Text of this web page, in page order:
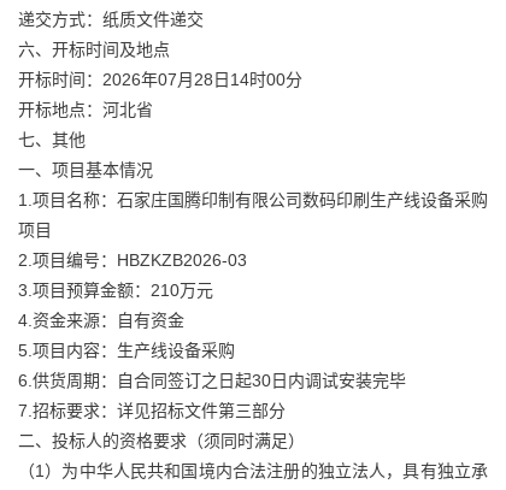
递交方式：纸质文件递交
六、开标时间及地点
开标时间：2026年07月28日14时00分
开标地点：河北省
七、其他
一、项目基本情况
1.项目名称：石家庄国腾印制有限公司数码印刷生产线设备采购
项目
2.项目编号：HBZKZB2026-03
3.项目预算金额：210万元
4.资金来源：自有资金
5.项目内容：生产线设备采购
6.供货周期：自合同签订之日起30日内调试安装完毕
7.招标要求：详见招标文件第三部分
二、投标人的资格要求（须同时满足）
（1）为中华人民共和国境内合法注册的独立法人，具有独立承